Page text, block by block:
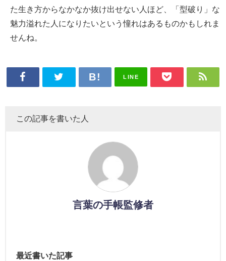
た生き方からなかなか抜け出せない人ほど、「型破り」な
魅力溢れた人になりたいという憧れはあるものかもしれま
せんね。
LINE
この記事を書いた人
言葉の手帳監修者
最近書いた記事